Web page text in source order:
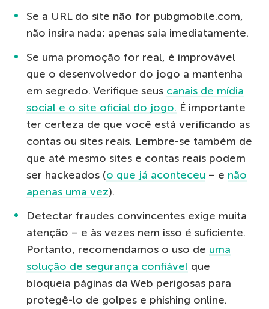
Se a URL do site não for pubgmobile.com,
não insira nada; apenas saia imediatamente.
Se uma promoção for real, é improvável
que o desenvolvedor do jogo a mantenha
em segredo. Verifique seus canais de mídia
social e o site oficial do jogo. É importante
ter certeza de que você está verificando as
contas ou sites reais. Lembre-se também de
que até mesmo sites e contas reais podem
ser hackeados (o que já aconteceu – e não
apenas uma vez).
Detectar fraudes convincentes exige muita
atenção – e às vezes nem isso é suficiente.
Portanto, recomendamos o uso de uma
solução de segurança confiável que
bloqueia páginas da Web perigosas para
protegê-lo de golpes e phishing online.